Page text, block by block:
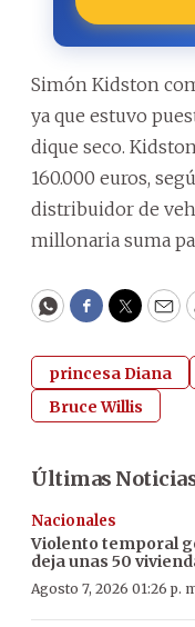
Simón Kidston
ya que estuvo
dique seco.
160.000 euros,
distribuidor de
millonaria suma
WhatsApp
Facebook
princesa Diana
Bruce Willis
Últimas
Nacionales
Violento temporal
deja unas 50
Agosto 7, 2026 01:26 p.